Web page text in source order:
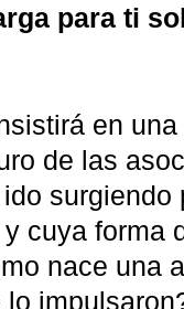
para ti
en
de las
cuya forma
nace una